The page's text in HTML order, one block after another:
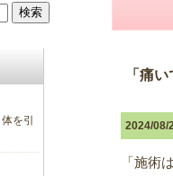
「痛
2024/08/
「施術
を引